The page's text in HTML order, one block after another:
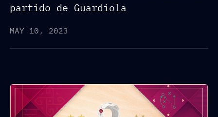
partido de Guardiola
MAY 10, 2023